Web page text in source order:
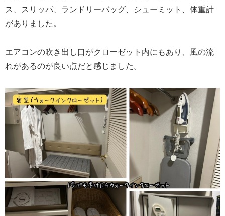
ス、スリッパ、ランドリーバッグ、シューミット、体重計
がありました。
エアコンの吹き出し口がクローゼット内にもあり、風の流
れがあるのが良い点だと感じました。